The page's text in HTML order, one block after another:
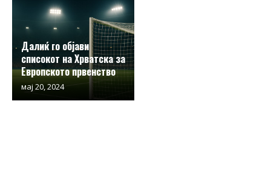
Далиќ го објави
списокот на Хрватска за
Европското првенство
мај 20, 2024